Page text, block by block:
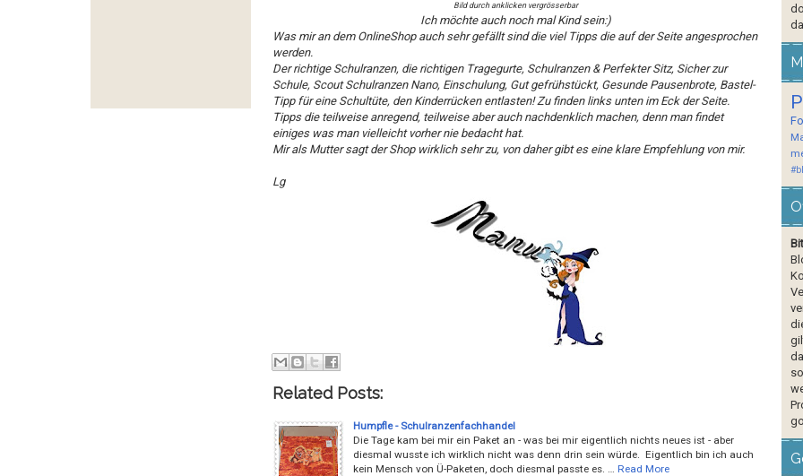
Bild durch anklicken vergrösserbar
Ich möchte auch noch mal Kind sein:)
Was mir an dem OnlineShop auch sehr gefällt sind die viel Tipps die auf der Seite angesprochen
werden.
Der richtige Schulranzen, die richtigen Tragegurte, Schulranzen & Perfekter Sitz, Sicher zur
Schule, Scout Schulranzen Nano, Einschulung, Gut gefrühstückt, Gesunde Pausenbrote, Bastel-
Tipp für eine Schultüte, den Kinderrücken entlasten! Zu finden links unten im Eck der Seite.
Tipps die teilweise anregend, teilweise aber auch nachdenklich machen, denn man findet
einiges was man vielleicht vorher nie bedacht hat.
Mir als Mutter sagt der Shop wirklich sehr zu, von daher gibt es eine klare Empfehlung von mir.
Lg
Related Posts:
Humpfle - Schulranzenfachhandel
Die Tage kam bei mir ein Paket an - was bei mir eigentlich nichts neues ist - aber
diesmal wusste ich wirklich nicht was denn drin sein würde. Eigentlich bin ich auch
kein Mensch von Ü-Paketen, doch diesmal passte es. …
Read More